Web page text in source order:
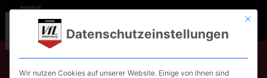
Mit
Datenschutzeinstellungen
Wir nutzen Cookies auf unserer Website. Einige von ihnen sind